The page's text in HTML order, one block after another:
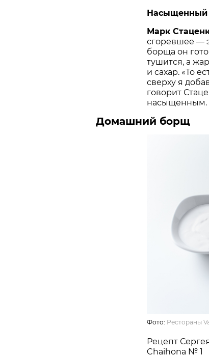
Насыщенный
Марк
сгоревшее —
борща он
тушится, а
и сахар. «То
сверху я
говорит
насыщенным.
Домашний борщ
Фото: Рестораны
Рецепт
Chaihona № 1